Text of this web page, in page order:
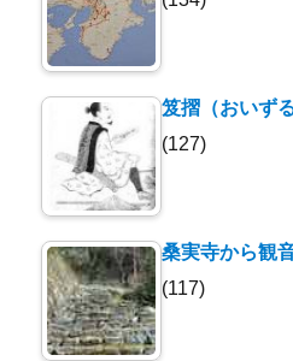
笈摺（おいず
(127)
桑実寺から観
(117)